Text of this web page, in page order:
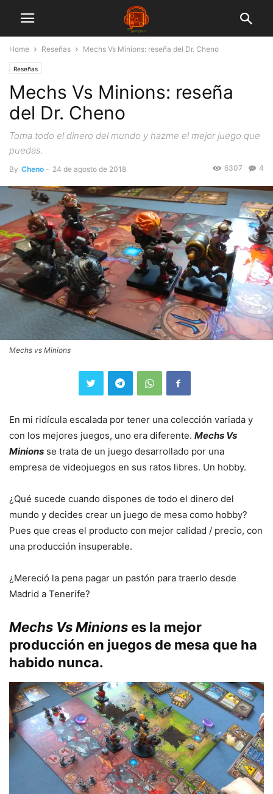
Home Reseñas Mechs Vs Minions: reseña del Dr. Cheno
Reseñas
Mechs Vs Minions: reseña
del Dr. Cheno
Toma todo el dinero del mundo y hazme el mejor juego que
puedas.
By Cheno - 24 de agosto de 2018 4
6307
Mechs vs Minions
En mi ridícula escalada por tener una colección variada y
con los mejores juegos, uno era diferente. Mechs Vs
Minions se trata de un juego desarrollado por una
empresa de videojuegos en sus ratos libres. Un hobby.
¿Qué sucede cuando dispones de todo el dinero del
mundo y decides crear un juego de mesa como hobby?
Pues que creas el producto con mejor calidad / precio, con
una producción insuperable.
¿Mereció la pena pagar un pastón para traerlo desde
Madrid a Tenerife?
Mechs Vs Minions es la mejor
producción en juegos de mesa que ha
habido nunca.